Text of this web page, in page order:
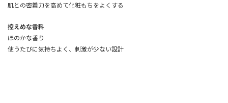
肌との密着力を高めて化粧もちをよくする
控えめな香料
ほのかな香り
使うたびに気持ちよく、刺激が少ない設計